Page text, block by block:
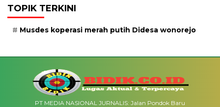
TOPIK TERKINI
Musdes koperasi merah putih Didesa wonorejo
PT MEDIA NASIONAL JURNALIS: Jalan Pondok Baru